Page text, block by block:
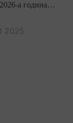
а година…
2025